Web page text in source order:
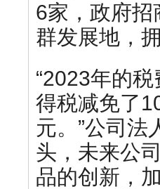
6家，政府
群发展地，
“2023年的
得税减免了
元。”公司法
头，未来公
品的创新，